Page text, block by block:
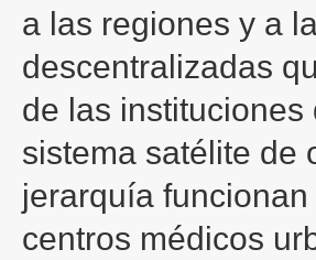
a las regiones y a
descentralizadas
de las
sistema satélite de
jerarquía
centros médicos